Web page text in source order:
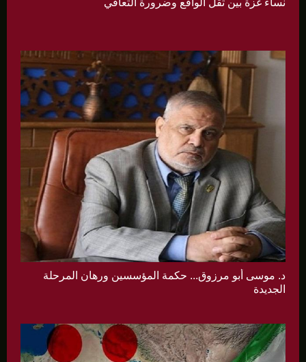
نساء غزة بين ثقل الواقع وضرورة التعافي
د. موسى أبو مرزوق... حكمة المؤسسين ورهان المرحلة
الجديدة